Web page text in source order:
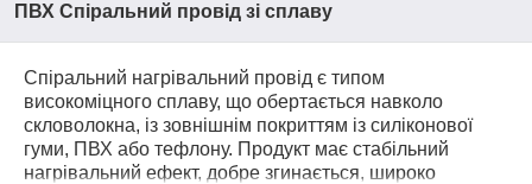
ПВХ Спіральний провід зі сплаву
Спіральний нагрівальний провід є типом
високоміцного сплаву, що обертається навколо
скловолокна, із зовнішнім покриттям із силіконової
гуми, ПВХ або тефлону. Продукт має стабільний
нагрівальний ефект, добре згинається, широко